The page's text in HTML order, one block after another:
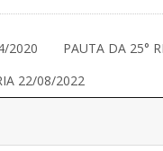
2020
PAUTA DA 25°
22/08/2022